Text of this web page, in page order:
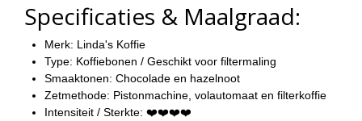
Specificaties & Maalgraad:
Merk: Linda's Koffie
Type: Koffiebonen / Geschikt voor filtermaling
Smaaktonen: Chocolade en hazelnoot
Zetmethode: Pistonmachine, volautomaat en filterkoffie
Intensiteit / Sterkte: ❤️❤️❤️❤️